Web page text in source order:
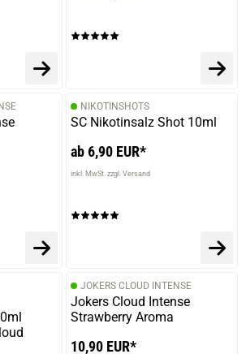
NIKOTINSHOTS
SC Nikotinsalz Shot 10ml
ab 6,90 EUR*
inkl. MwSt. zzgl. Versand
JOKERS CLOUD INTENSE
Jokers Cloud Intense
Strawberry Aroma
10,90 EUR*